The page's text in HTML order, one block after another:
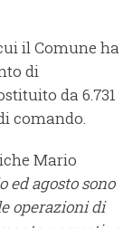
il Comune ha
di
da 6.731
comando.
Mario
ed agosto sono
operazioni di